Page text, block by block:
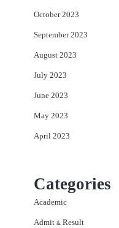
October 2023
September 2023
August 2023
July 2023
June 2023
May 2023
April 2023
Categories
Academic
Admit & Result